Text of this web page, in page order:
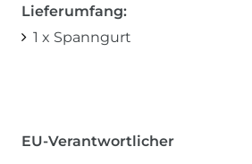
Lieferumfang:
1 x Spanngurt
EU-Verantwortlicher